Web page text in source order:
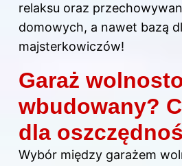
relaksu oraz
domowych, a nawet bazą
majsterkowiczów!
Garaż
wbudowany?
dla
Wybór między garażem